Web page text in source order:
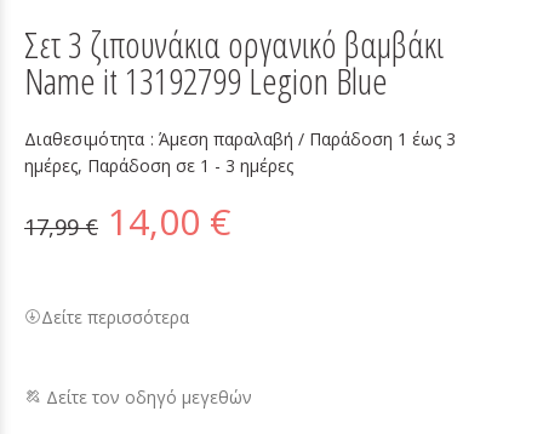
Σετ 3 ζιπουνάκια οργανικό βαμβάκι
Name it 13192799 Legion Blue
Διαθεσιμότητα :Άμεση παραλαβή / Παράδoση 1 έως 3
ημέρες, Παράδοση σε 1 - 3 ημέρες
17,99 € 14,00 €
Δείτε περισσότερα
Δείτε τον οδηγό μεγεθών